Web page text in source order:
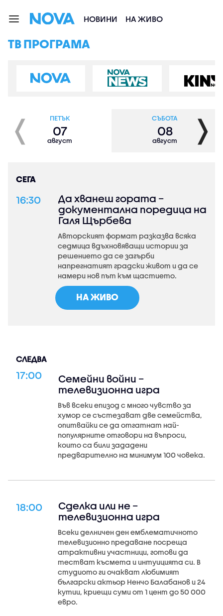
НОВИНИ НА ЖИВО
ТВ ПРОГРАМА
ПЕТЪК
07
август
СЪБОТА
08
август
❬ ❭
СЕГА
16:30
Да хванеш гората –
документална поредица на
Галя Щърбева
Авторският формат разказва всяка
седмица вдъхновяващи истории за
решението да се загърби
напрегнатият градски живот и да се
намери нов път към щастието.
НА ЖИВО
СЛЕДВА
17:00
Семейни войни –
телевизионна игра
Във всеки епизод с много чувство за
хумор се състезават две семейства,
опитвайки се да отгатнат най-
популярните отговори на въпроси,
които са били зададени
предварително на минимум 100 човека.
18:00
Сделка или не –
телевизионна игра
Всеки делничен ден емблематичното
телевизионно предаване посреща
атрактивни участници, готови да
тестват късмета и интуицията си. В
студиото ги очакват любимият
български актьор Ненчо Балабанов и 24
кутии, криещи суми от 1 цент до 50 000
евро.